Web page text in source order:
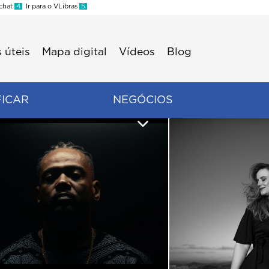
4 Ir para o VLibras 5
úteis Mapa digital Vídeos Blog
NEGÓCIOS